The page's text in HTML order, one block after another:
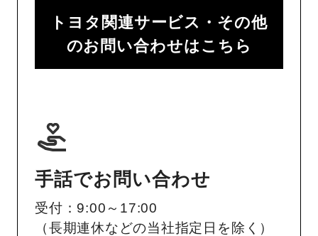
トヨタ関連サービス・その他
のお問い合わせはこちら
手話でお問い合わせ
受付：9:00～17:00
（長期連休などの当社指定日を除く）